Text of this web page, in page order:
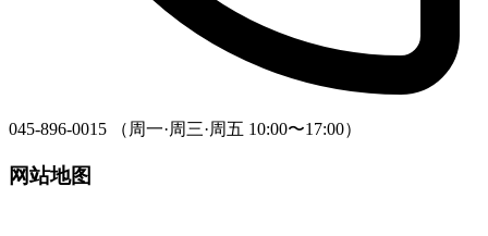
045-896-0015 （周一·周三·周五 10:00〜17:00）
网站地图